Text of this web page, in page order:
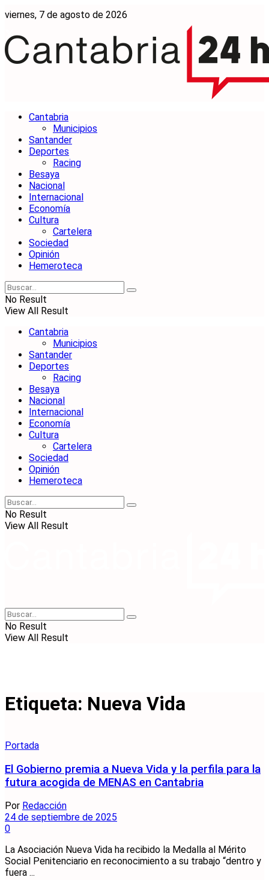
viernes, 7 de agosto de 2026
Cantabria
Municipios
Santander
Deportes
Racing
Besaya
Nacional
Internacional
Economía
Cultura
Cartelera
Sociedad
Opinión
Hemeroteca
No Result
View All Result
Cantabria
Municipios
Santander
Deportes
Racing
Besaya
Nacional
Internacional
Economía
Cultura
Cartelera
Sociedad
Opinión
Hemeroteca
No Result
View All Result
No Result
View All Result
Etiqueta: Nueva Vida
Portada
El Gobierno premia a Nueva Vida y la perfila para la
futura acogida de MENAS en Cantabria
Por Redacción
24 de septiembre de 2025
0
La Asociación Nueva Vida ha recibido la Medalla al Mérito
Social Penitenciario en reconocimiento a su trabajo “dentro y
fuera ...